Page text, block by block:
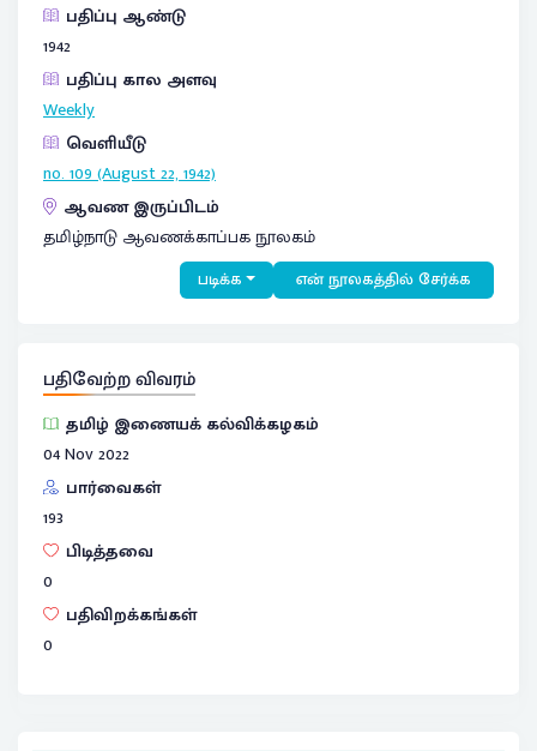
பதிப்பு ஆண்டு
1942
பதிப்பு கால அளவு
Weekly
வெளியீடு
no. 109 (August 22, 1942)
ஆவண இருப்பிடம்
தமிழ்நாடு ஆவணக்காப்பக நூலகம்
படிக்க என் நூலகத்தில் சேர்க்க
பதிவேற்ற விவரம்
தமிழ் இணையக் கல்விக்கழகம்
04 Nov 2022
பார்வைகள்
193
பிடித்தவை
0
பதிவிறக்கங்கள்
0